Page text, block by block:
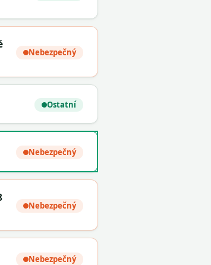
Nebezpečný
Ostatní
Nebezpečný
Nebezpečný
Nebezpečný